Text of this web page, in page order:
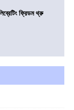
ফ্রিডম থ্রু